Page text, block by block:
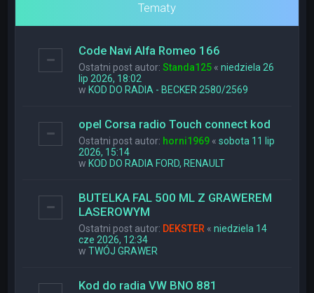
Tematy
Code Navi Alfa Romeo 166
Ostatni post autor:Standa125 «niedziela 26
lip 2026, 18:02
w KOD DO RADIA - BECKER 2580/2569
opel Corsa radio Touch connect kod
Ostatni post autor: horni1969 «sobota 11 lip
2026, 15:14
w KOD DO RADIA FORD, RENAULT
BUTELKA FAL 500 ML Z GRAWEREM
LASEROWYM
Ostatni post autor: DEKSTER «niedziela 14
cze 2026, 12:34
wTWÓJ GRAWER
Kod do radia VW BNO 881